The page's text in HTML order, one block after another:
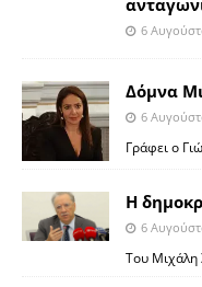
6
Δόμνα
6
Γράφει ο
Η
6
Του Μιχάλη